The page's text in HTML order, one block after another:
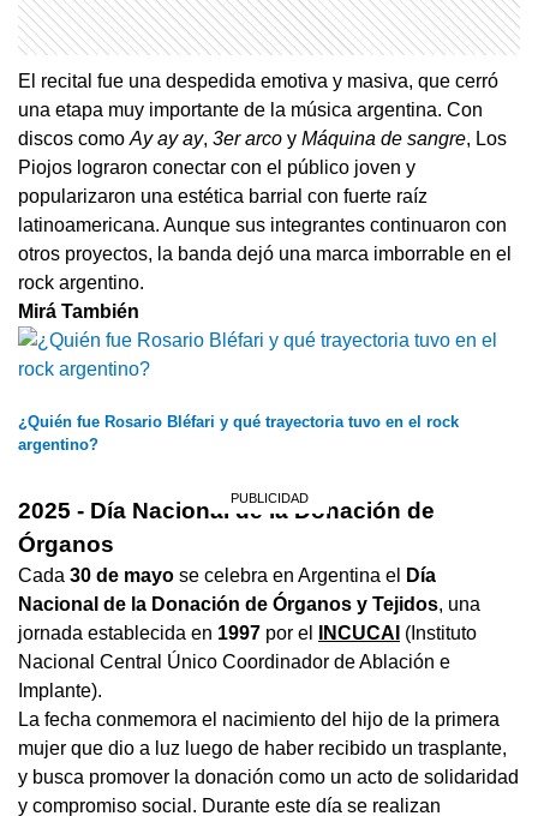
El recital fue una despedida emotiva y masiva, que cerró
una etapa muy importante de la música argentina. Con
discos como Ay ay ay, 3er arco y Máquina de sangre, Los
Piojos lograron conectar con el público joven y
popularizaron una estética barrial con fuerte raíz
latinoamericana. Aunque sus integrantes continuaron con
otros proyectos, la banda dejó una marca imborrable en el
rock argentino.
Mirá También
¿Quién fue Rosario Bléfari y qué trayectoria tuvo en el rock
argentino?
2025 - Día Nacional de la Donación de
Órganos
Cada 30 de mayo se celebra en Argentina el
Día
Nacional de la Donación de Órganos y Tejidos, una
jornada establecida en 1997 por el INCUCAI (Instituto
Nacional Central Único Coordinador de Ablación e
Implante).
La fecha conmemora el nacimiento del hijo de la primera
mujer que dio a luz luego de haber recibido un trasplante,
y busca promover la donación como un acto de solidaridad
y compromiso social. Durante este día se realizan